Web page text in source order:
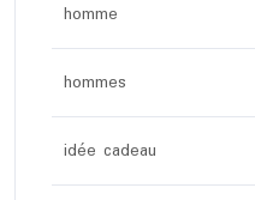
homme
hommes
idée cadeau